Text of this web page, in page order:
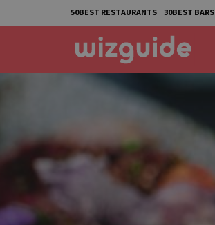
50BEST RESTAURANTS 30BEST BARS